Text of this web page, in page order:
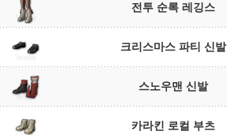
전투 순록 레깅스
크리스마스 파티 신발
스노우맨 신발
카라킨 로컬 부츠